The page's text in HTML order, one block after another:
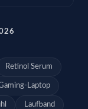
Retinol Serum
Laptop
Laufband